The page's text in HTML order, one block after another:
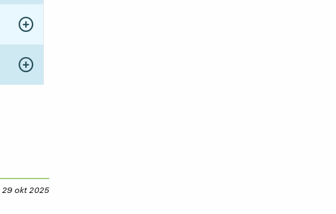
Visa fler detaljer
Visa fler detaljer
29 okt 2025